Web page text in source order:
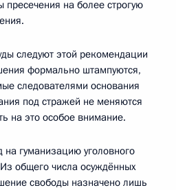
на более строгую
следуют этой рекомендации
формально штампуются,
следователями основания
под стражей не меняются
на это особое внимание.
гуманизацию уголовного
общего числа осуждённых
свободы назначено лишь